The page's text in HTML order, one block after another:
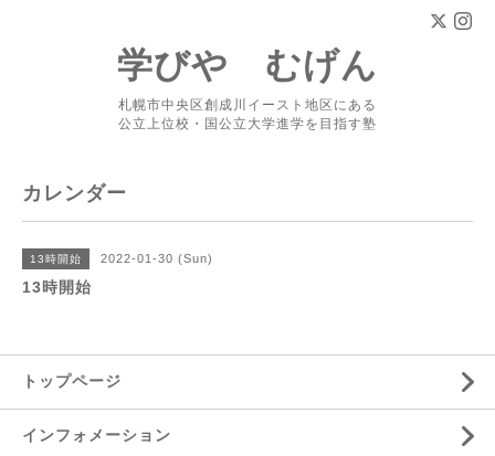
学びや むげん
札幌市中央区創成川イースト地区にある
公立上位校・国公立大学進学を目指す塾
カレンダー
13時開始 2022-01-30 (Sun)
13時開始
トップページ
インフォメーション